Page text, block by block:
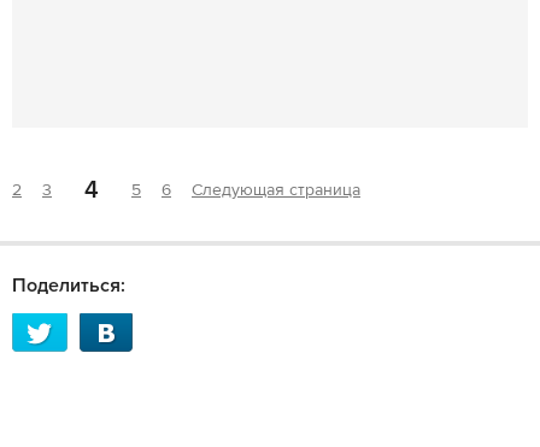
2 3 4 5 6 Следующая страница
Поделиться: